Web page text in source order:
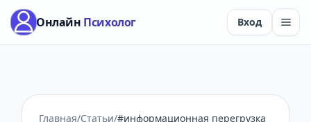
Онлайн Психолог Вход
Главная/Статьи/#информационная перегрузка